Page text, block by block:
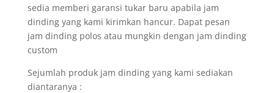
sedia memberi garansi tukar baru apabila jam
dinding yang kami kirimkan hancur. Dapat pesan
jam dinding polos atau mungkin dengan jam dinding
custom
Sejumlah produk jam dinding yang kami sediakan
diantaranya :